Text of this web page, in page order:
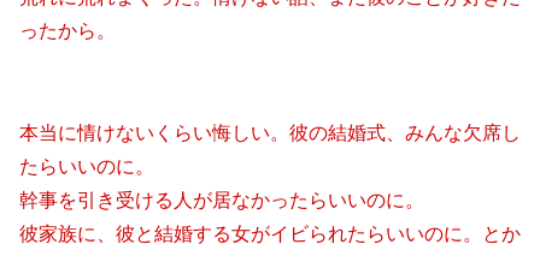
ったから。
本当に情けないくらい悔しい。彼の結婚式、みんな欠席し
たらいいのに。
幹事を引き受ける人が居なかったらいいのに。
彼家族に、彼と結婚する女がイビられたらいいのに。とか